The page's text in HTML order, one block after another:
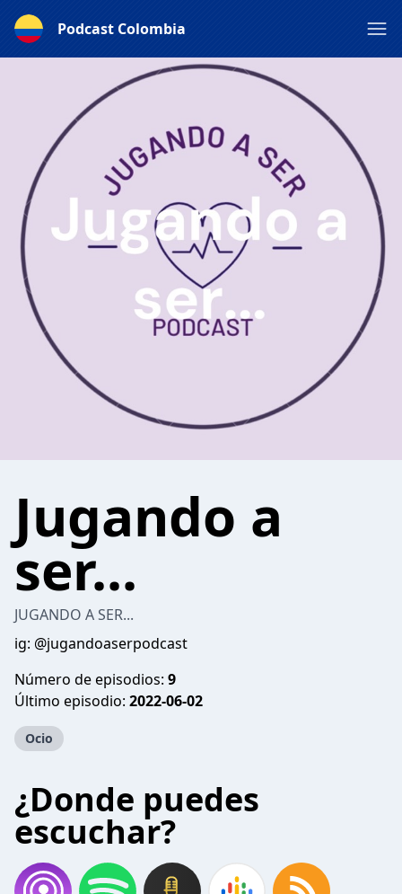
Podcast Colombia
Jugando a
ser...
JUGANDO A SER...
ig: @jugandoaserpodcast
Número de episodios: 9
Último episodio: 2022-06-02
Ocio
¿Donde puedes
escuchar?